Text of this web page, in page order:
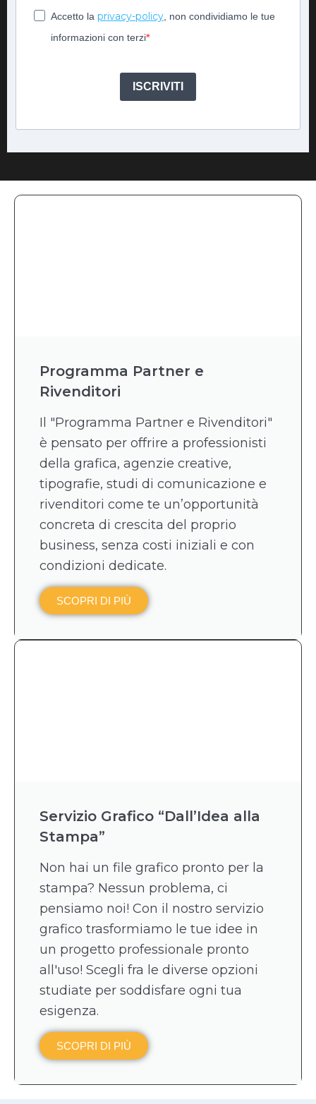
Accetto la privacy-policy , non condividiamo le tue
informazioni con terzi
ISCRIVITI
Programma Partner e
Rivenditori
Il "Programma Partner e Rivenditori"
è pensato per offrire a professionisti
della grafica, agenzie creative,
tipografie, studi di comunicazione e
rivenditori come te un’opportunità
concreta di crescita del proprio
business, senza costi iniziali e con
condizioni dedicate.
SCOPRI DI PIÙ
Servizio Grafico “Dall’Idea alla
Stampa”
Non hai un file grafico pronto per la
stampa? Nessun problema, ci
pensiamo noi! Con il nostro servizio
grafico trasformiamo le tue idee in
un progetto professionale pronto
all'uso! Scegli fra le diverse opzioni
studiate per soddisfare ogni tua
esigenza.
SCOPRI DI PIÙ